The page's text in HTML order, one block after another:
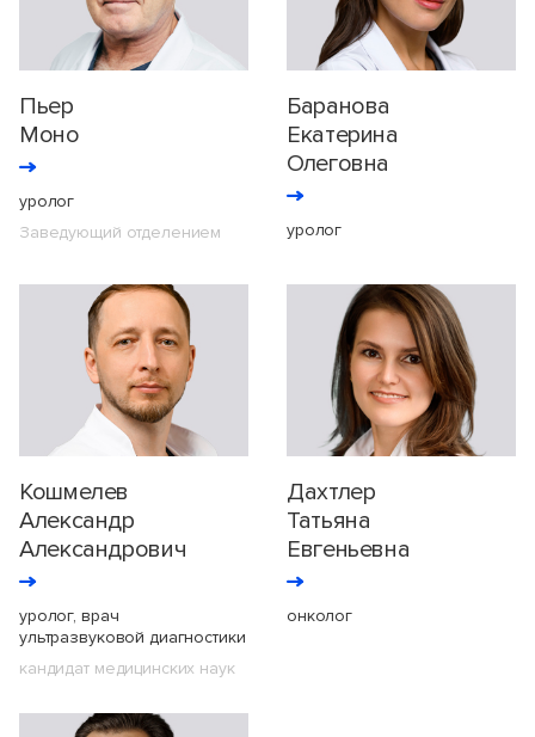
Пьер
Моно
уролог
Заведующий отделением
Баранова
Екатерина
Олеговна
уролог
Кошмелев
Александр
Александрович
уролог, врач
ультразвуковой диагностики
кандидат медицинских наук
Дахтлер
Татьяна
Евгеньевна
онколог